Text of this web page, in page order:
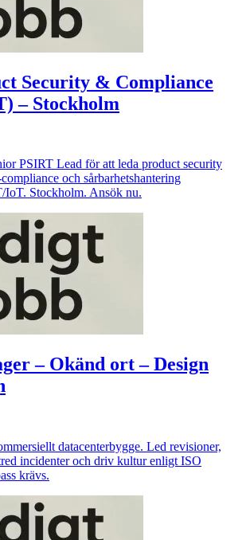
Security & Compliance
– Stockholm
PSIRT Lead för att leda product security
och sårbarhetshantering
Stockholm. Ansök nu.
– Okänd ort – Design
datacenterbygge. Led revisioner,
incidenter och driv kultur enligt ISO
krävs.